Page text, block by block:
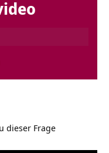
dieser Frage